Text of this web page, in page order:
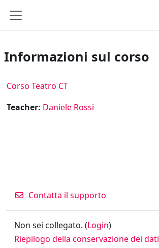
Pannello laterale
Informazioni sul corso
Corso Teatro CT
Teacher: Daniele Rossi
Contatta il supporto
Non sei collegato. (Login)
Riepilogo della conservazione dei dati